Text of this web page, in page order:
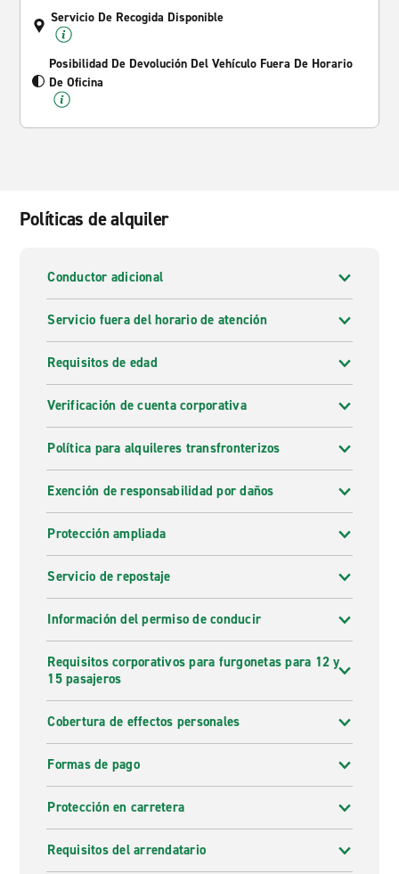
Servicio De Recogida Disponible
Posibilidad De Devolución Del Vehículo Fuera De Horario
De Oficina
Políticas de alquiler
Conductor adicional
Servicio fuera del horario de atención
Requisitos de edad
Verificación de cuenta corporativa
Política para alquileres transfronterizos
Exención de responsabilidad por daños
Protección ampliada
Servicio de repostaje
Información del permiso de conducir
Requisitos corporativos para furgonetas para 12 y
15 pasajeros
Cobertura de effectos personales
Formas de pago
Protección en carretera
Requisitos del arrendatario